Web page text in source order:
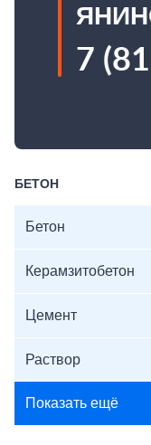
7
БЕТОН
Бетон
Керамзитобетон
Цемент
Раствор
Показать ещё